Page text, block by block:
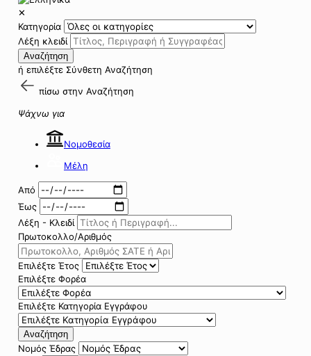
✕
Κατηγορία
Λέξη κλειδί
Αναζήτηση
ή επιλέξτε Σύνθετη Αναζήτηση
πίσω στην Αναζήτηση
Ψάχνω για
Νομοθεσία
Μέλη
Από
Έως
Λέξη - Κλειδί
Πρωτοκολλο/Αριθμός
Επιλέξτε Έτος
Επιλέξτε Φορέα
Επιλέξτε Κατηγορία Εγγράφου
Αναζήτηση
Νομός Έδρας